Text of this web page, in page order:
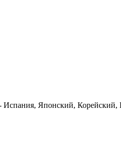
Японский,